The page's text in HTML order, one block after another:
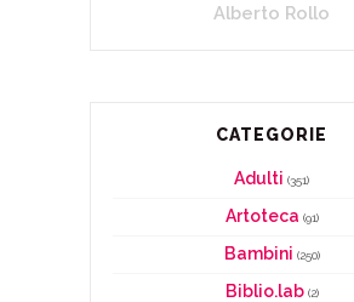
Alberto Rollo
CATEGORIE
Adulti (351)
Artoteca (91)
Bambini (250)
Biblio.lab(2)